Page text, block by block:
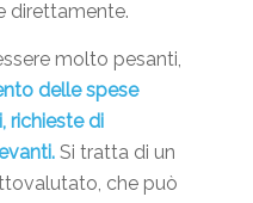
direttamente.
molto pesanti,
delle spese
richieste di
Si tratta di un
che può